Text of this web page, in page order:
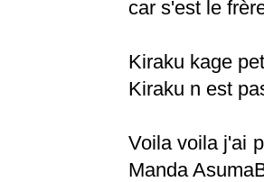
car s'est le
Kiraku kage
Kiraku n est
Voila voila j'ai
Manda